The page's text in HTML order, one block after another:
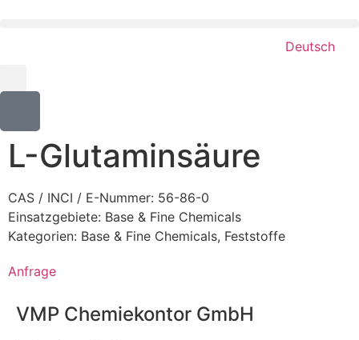
Deutsch
L-Glutaminsäure
CAS / INCI / E-Nummer: 56-86-0
Einsatzgebiete: Base & Fine Chemicals
Kategorien: Base & Fine Chemicals, Feststoffe
Anfrage
VMP Chemiekontor GmbH